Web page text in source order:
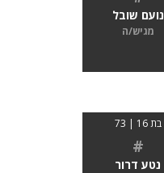
נועם שובל
מגיש/ה
בת 16 | 73
#
נטע דרור